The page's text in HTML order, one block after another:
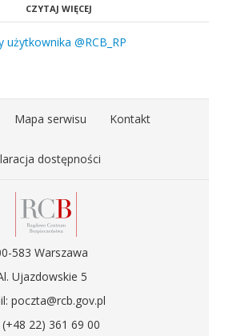
CZYTAJ WIĘCEJ
użytkownika @RCB_RP
Mapa serwisu Kontakt
dostępności
583 Warszawa
Ujazdowskie 5
poczta@rcb.gov.pl
22) 361 69 00